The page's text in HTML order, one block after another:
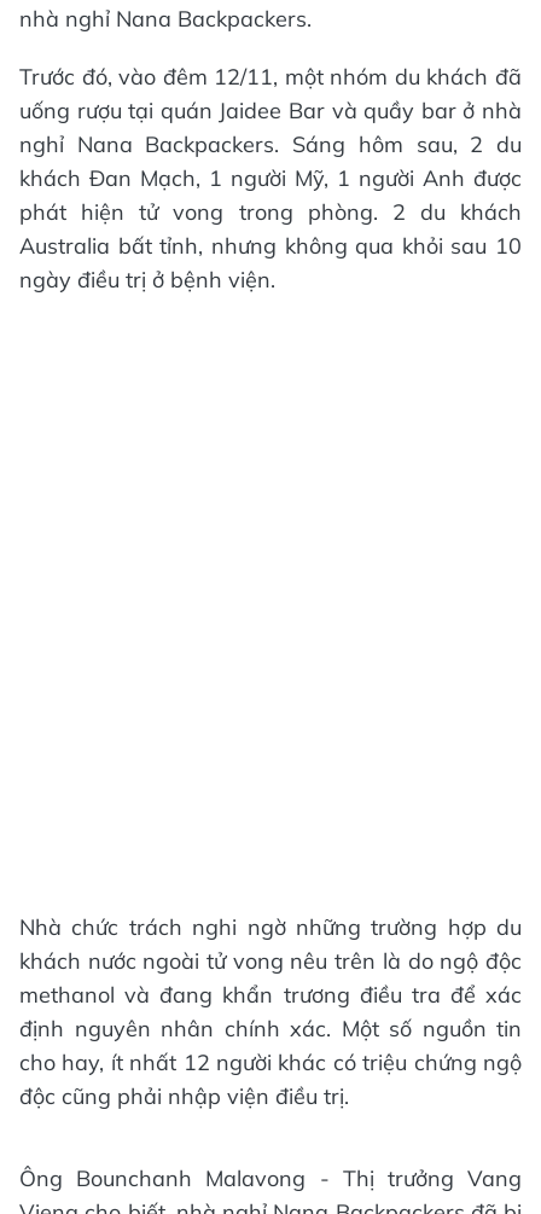
nhà nghỉ Nana Backpackers.
Trước đó, vào đêm 12/11, một nhóm du khách đã
uống rượu tại quán Jaidee Bar và quầy bar ở nhà
nghỉ Nana Backpackers. Sáng hôm sau, 2 du
khách Đan Mạch, 1 người Mỹ, 1 người Anh được
phát hiện tử vong trong phòng. 2 du khách
Australia bất tỉnh, nhưng không qua khỏi sau 10
ngày điều trị ở bệnh viện.
Nhà chức trách nghi ngờ những trường hợp du
khách nước ngoài tử vong nêu trên là do ngộ độc
methanol và đang khẩn trương điều tra để xác
định nguyên nhân chính xác. Một số nguồn tin
cho hay, ít nhất 12 người khác có triệu chứng ngộ
độc cũng phải nhập viện điều trị.
Ông Bounchanh Malavong - Thị trưởng Vang